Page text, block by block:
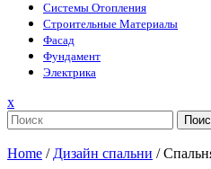
Системы Отопления
Строительные Материалы
Фасад
Фундамент
Электрика
xЗакрыть
меню
Home / Дизайн спальни /